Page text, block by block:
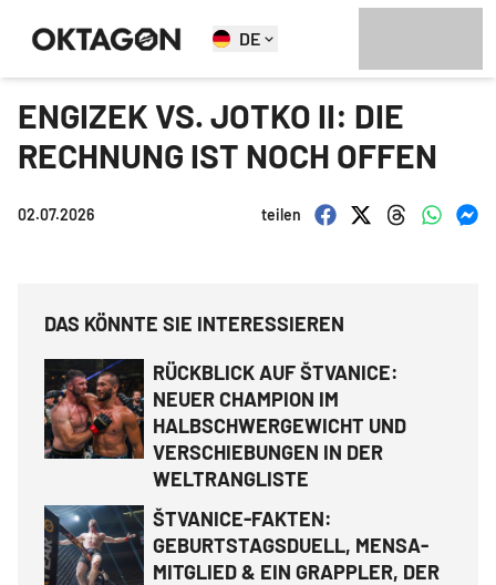
DE
ENGIZEK VS. JOTKO II: DIE
RECHNUNG IST NOCH OFFEN
02.07.2026 teilen
DAS KÖNNTE SIE INTERESSIEREN
RÜCKBLICK AUF ŠTVANICE:
NEUER CHAMPION IM
HALBSCHWERGEWICHT UND
VERSCHIEBUNGEN IN DER
WELTRANGLISTE
ŠTVANICE-FAKTEN:
GEBURTSTAGSDUELL, MENSA-
MITGLIED & EIN GRAPPLER, DER